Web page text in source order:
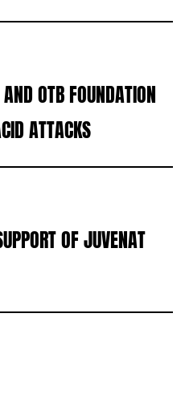
OTB FOUNDATION
ATTACKS
OF JUVENAT